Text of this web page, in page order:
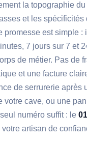
la topographie
et les spécificités
promesse est simple :
7 jours sur 7 et
de métier. Pas de
et une facture
de serrurerie après
votre cave, ou une
numéro suffit : le
artisan de